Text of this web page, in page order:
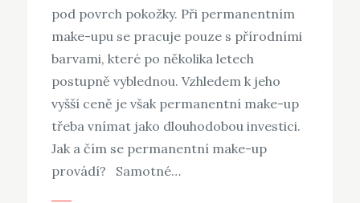
pod povrch pokožky. Při permanentním
make-upu se pracuje pouze s přírodními
barvami, které po několika letech
postupně vyblednou. Vzhledem k jeho
vyšší ceně je však permanentní make-up
třeba vnímat jako dlouhodobou investici.
Jak a čím se permanentní make-up
provádí? Samotné…